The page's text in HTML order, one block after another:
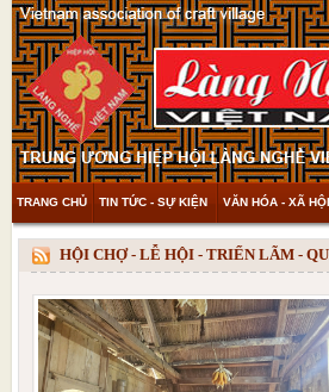
TRANG CHỦ TIN TỨC - SỰ KIỆN VĂN HÓA - XÃ HỘI
THAM KHẢO & KHÁM PHÁ VIDEO
HỘI CHỢ - LỄ HỘI - TRIỂN LÃM -